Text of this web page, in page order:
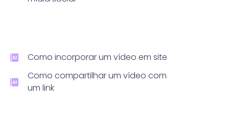
Como incorporar um vídeo em site
Como compartilhar um vídeo com
um link